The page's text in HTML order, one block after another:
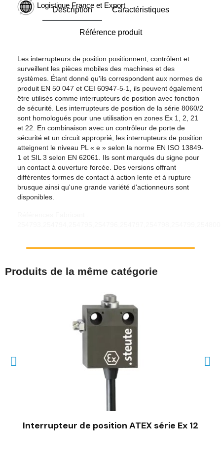
Logistique France et Export
Description Caractéristiques
Référence produit
Les interrupteurs de position positionnent, contrôlent et
surveillent les pièces mobiles des machines et des
systèmes. Étant donné qu'ils correspondent aux normes de
produit EN 50 047 et CEI 60947-5-1, ils peuvent également
être utilisés comme interrupteurs de position avec fonction
de sécurité. Les interrupteurs de position de la série 8060/2
sont homologués pour une utilisation en zones Ex 1, 2, 21
et 22. En combinaison avec un contrôleur de porte de
sécurité et un circuit approprié, les interrupteurs de position
atteignent le niveau PL « e » selon la norme EN ISO 13849-
1 et SIL 3 selon EN 62061. Ils sont marqués du signe pour
un contact à ouverture forcée. Des versions offrant
différentes formes de contact à action lente et à rupture
brusque ainsi qu'une grande variété d'actionneurs sont
disponibles.
Produits de la même catégorie
Interrupteur de position ATEX série Ex 12